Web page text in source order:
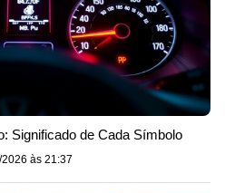
Significado de Cada Símbolo
às 21:37